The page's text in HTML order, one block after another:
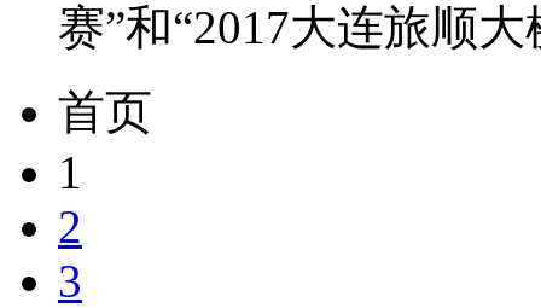
赛”和“2017大连旅顺
首页
1
2
3